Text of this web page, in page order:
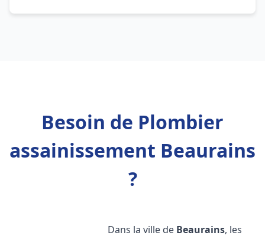
Besoin de Plombier
assainissement Beaurains
?
Dans la ville de Beaurains, les